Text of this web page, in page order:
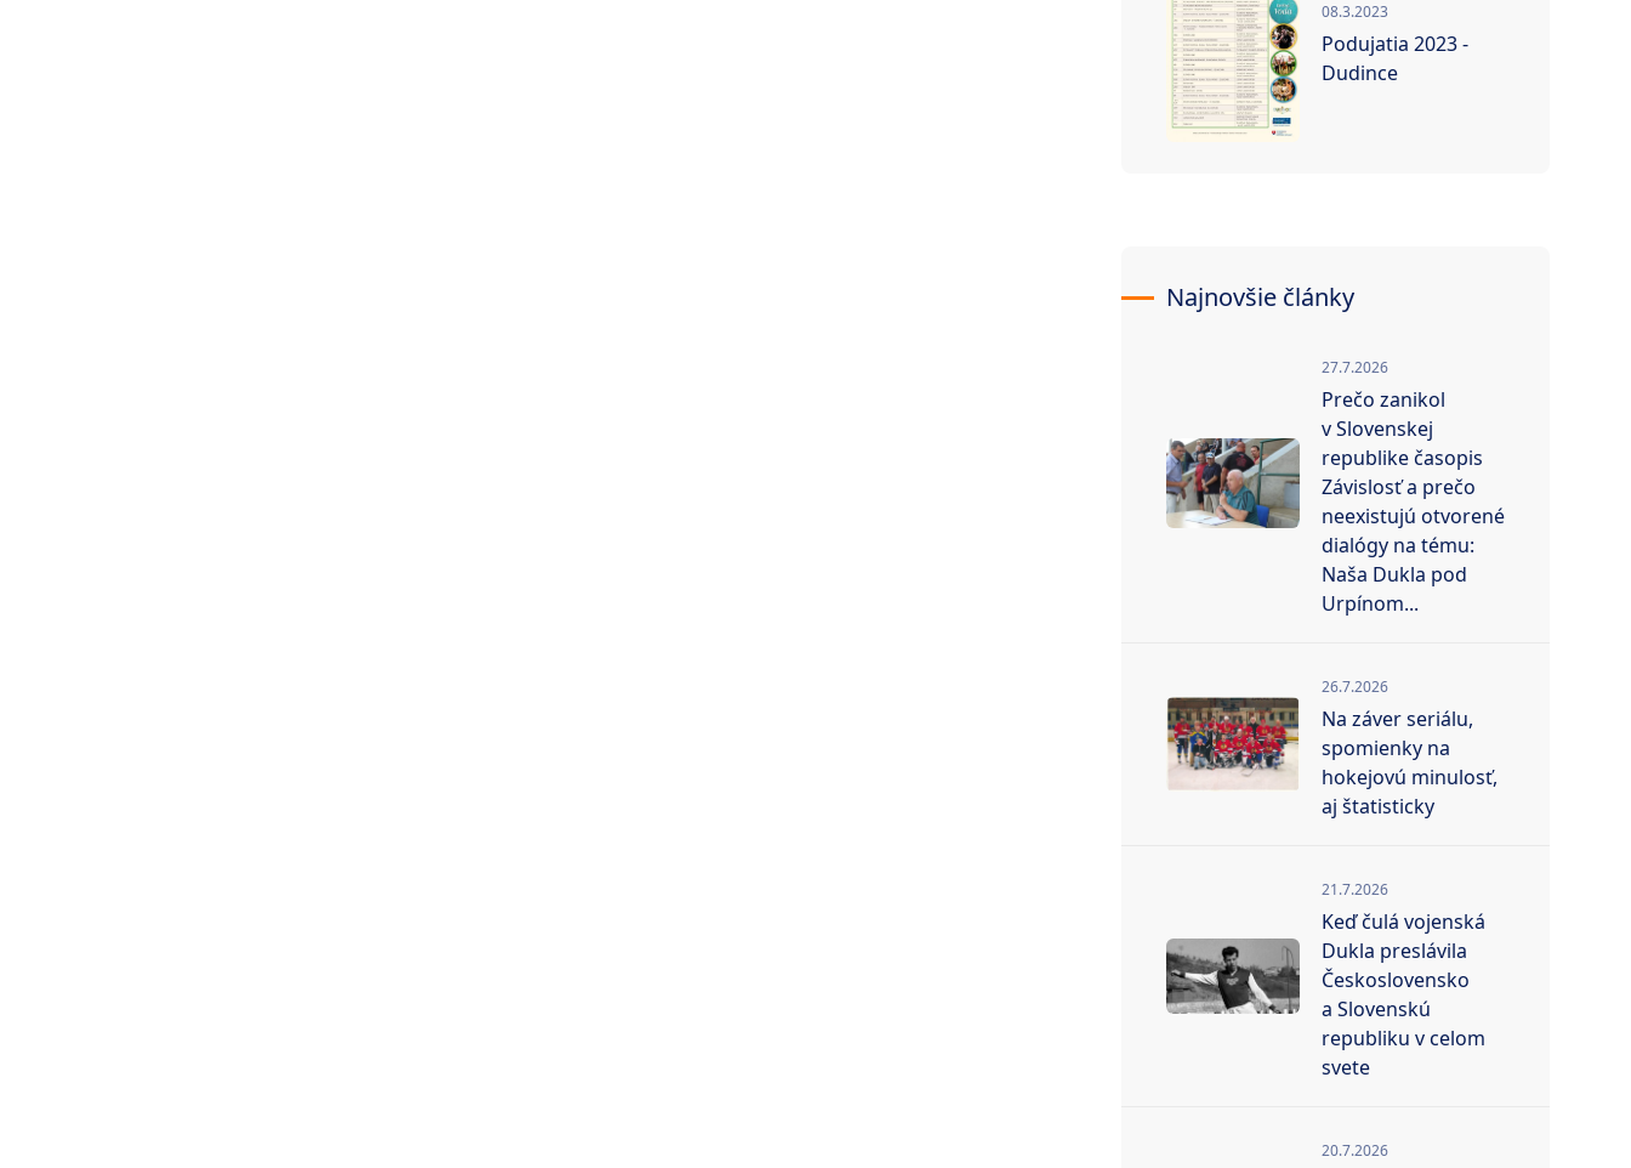
08.3.2023
Podujatia 2023 -
Dudince
Najnovšie články
27.7.2026
Prečo zanikol
v Slovenskej
republike časopis
Závislosť a prečo
neexistujú otvorené
dialógy na tému:
Naša Dukla pod
Urpínom...
26.7.2026
Na záver seriálu,
spomienky na
hokejovú minulosť,
aj štatisticky
21.7.2026
Keď čulá vojenská
Dukla preslávila
Československo
a Slovenskú
republiku v celom
svete
20.7.2026